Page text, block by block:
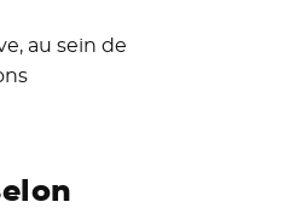
au sein de